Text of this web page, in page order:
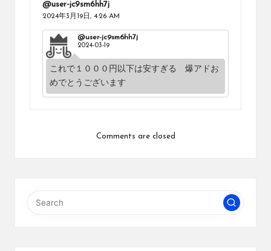
@user-jc9sm6hh7j
2024年3月19日, 4:26 AM
@user-jc9sm6hh7j
2024-03-19
これで１０００円以下は安すぎる 爆アドお
めでとうございます
Comments are closed